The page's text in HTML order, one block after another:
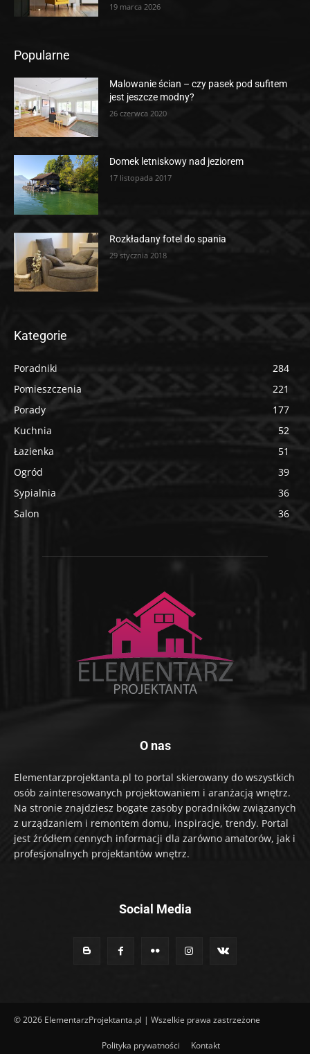
19 marca 2026
Popularne
Malowanie ścian – czy pasek pod sufitem
jest jeszcze modny?
26 czerwca 2020
Domek letniskowy nad jeziorem
17 listopada 2017
Rozkładany fotel do spania
29 stycznia 2018
Kategorie
Poradniki
284
Pomieszczenia
221
Porady
177
Kuchnia
52
Łazienka
51
Ogród
39
Sypialnia
36
Salon
36
O nas
Elementarzprojektanta.pl to portal skierowany do wszystkich
osób zainteresowanych projektowaniem i aranżacją wnętrz.
Na stronie znajdziesz bogate zasoby poradników związanych
z urządzaniem i remontem domu, inspiracje, trendy. Portal
jest źródłem cennych informacji dla zarówno amatorów, jak i
profesjonalnych projektantów wnętrz.
Social Media
© 2026 ElementarzProjektanta.pl | Wszelkie prawa zastrzeżone
Polityka prywatności Kontakt